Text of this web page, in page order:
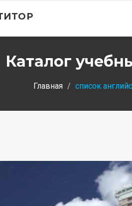
Каталог
Главная список